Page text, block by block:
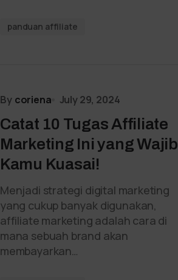
panduan affiliate
By coriena July 29, 2024
Catat 10 Tugas Affiliate
Marketing Ini yang Wajib
Kamu Kuasai!
Menjadi strategi digital marketing
yang cukup banyak digunakan,
affiliate marketing adalah cara di
mana sebuah brand akan
membayarkan…